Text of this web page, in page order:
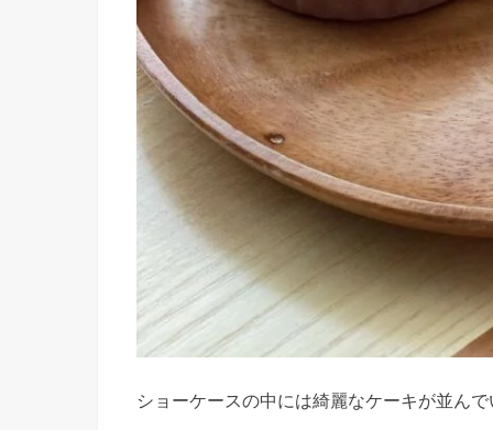
ショーケースの中には綺麗なケーキが並ん